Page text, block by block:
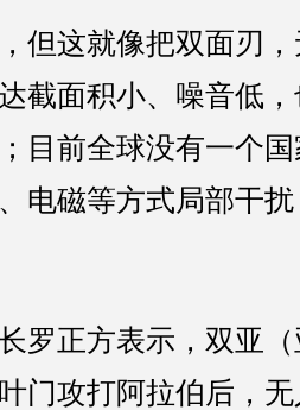
但这就像把双面刃
截面积小、噪音低
目前全球没有一个
电磁等方式局部干
罗正方表示，双亚
门攻打阿拉伯后，